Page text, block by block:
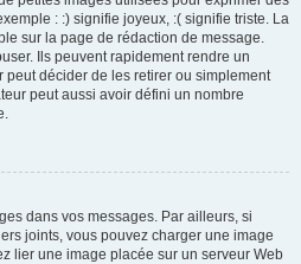
: :) signifie joyeux, :( signifie triste. La
sur la page de rédaction de message.
Ils peuvent rapidement rendre un
décider de les retirer ou simplement
peut aussi avoir défini un nombre
dans vos messages. Par ailleurs, si
joints, vous pouvez charger une image
lier une image placée sur un serveur Web